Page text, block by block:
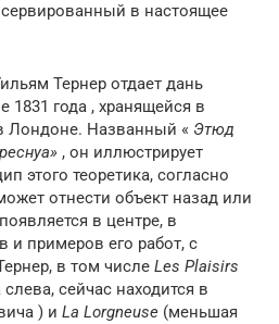
в настоящее
Тернер отдает дань
1831 года , хранящейся в
Лондоне. Названный « Этюд
, он иллюстрирует
этого теоретика, согласно
отнести объект назад или
в центре, в
и примеров его работ, с
в том числе Les Plaisirs
сейчас находится в
) и La Lorgneuse (меньшая